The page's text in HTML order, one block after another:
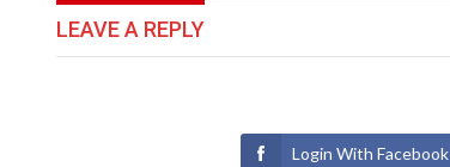
LEAVE A REPLY
Login With Facebook